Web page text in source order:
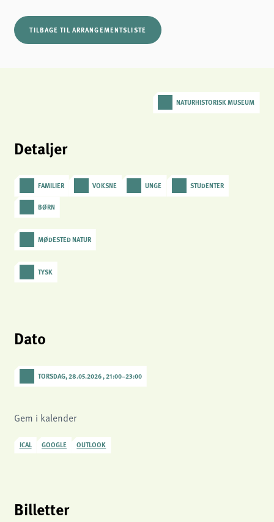
TILBAGE TIL ARRANGEMENTSLISTE
NATURHISTORISK MUSEUM
Detaljer
FAMILIER VOKSNE UNGE STUDENTER
BØRN
MØDESTED NATUR
TYSK
Dato
TORSDAG, 28.05.2026 , 21:00–23:00
Gem i kalender
ICAL GOOGLE OUTLOOK
Billetter
Session